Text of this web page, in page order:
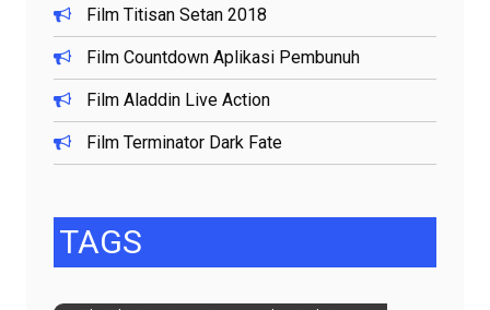
Film Titisan Setan 2018
Film Countdown Aplikasi Pembunuh
Film Aladdin Live Action
Film Terminator Dark Fate
TAGS